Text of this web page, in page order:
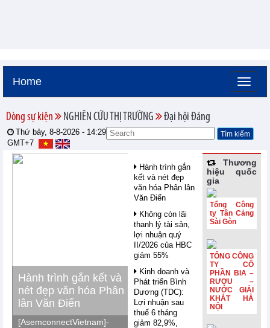
Home
Dòng sự kiện NGHIÊN CỨU THỊ TRƯỜNG Đại hội Đảng
Thứ bảy, 8-8-2026 - 14:29
GMT+7
Hành trình gắn kết và
nét đẹp văn hóa Phân
lân Văn Điển
[AsemconnectVietnam]-
Hành trình gắn
kết và nét đẹp
văn hóa Phân lân
Văn Điển
Không còn lãi
thanh lý tài sản,
lợi nhuận quý
II/2026 của HBC
giảm 55%
Kinh doanh và
Phát triển Bình
Dương (TDC):
Lợi nhuận sau
thuế 6 tháng
giảm 82,9%,
Thương
hiệu quốc
gia
Tổng Công
ty Tân Cảng
Sài Gòn
TỔNG CÔNG
TY CỔ
PHẦN BIA –
RƯỢU –
NƯỚC GIẢI
KHÁT HÀ
NỘI